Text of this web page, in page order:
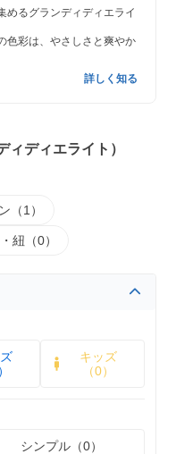
めるグランディディエライ
色彩は、やさしさと爽やか
詳しく知る
ィディエライト）
（1）
紐（0）
キッズ
（0）
シンプル（0）